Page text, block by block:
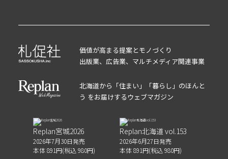
価値が高まる提案とモノづくり
出版業、広告業、マルチメディア関連事業
北海道から「住まい」「暮らし」のほんと
う をお届けするウェブマガジン
Replan宮城2026
2026年7月30日発売
本体 891円(税込 980円)
Replan北海道 vol.153
2026年6月27日発売
本体 891円(税込 980円)